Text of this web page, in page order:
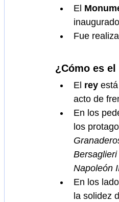
El
Fue
¿Cómo es
El rey
acto de
En los
los
Bersaglieri
Napoleón
En los
la solidez